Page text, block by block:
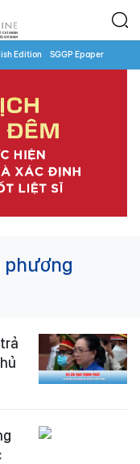
Edition SGGP Epaper
phương